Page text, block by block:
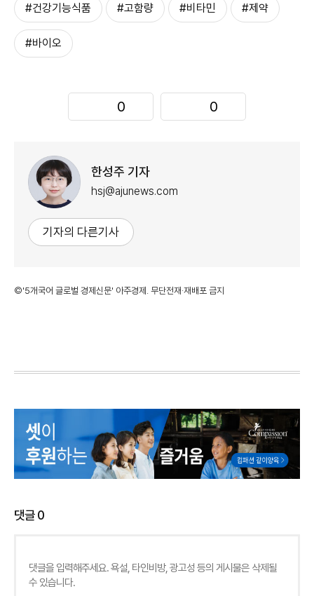
#건강기능식품 #고함량 #비타민 #제약
#바이오
0 0
한성주 기자
hsj@ajunews.com
기자의 다른기사
©'5개국어 글로벌 경제신문' 아주경제. 무단전재·재배포 금지
댓글0